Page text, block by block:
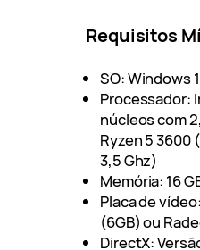
Requisitos
SO: Windows
Processador:
núcleos com
Ryzen 5 3600
3,5 Ghz)
Memória: 16
Placa de
(6GB) ou
DirectX: